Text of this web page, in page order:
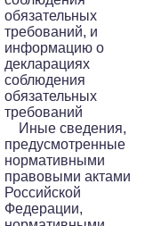
обязательных
требований, и
информацию о
декларациях
соблюдения
обязательных
требований
Иные сведения,
предусмотренные
нормативными
правовыми актами
Российской
Федерации,